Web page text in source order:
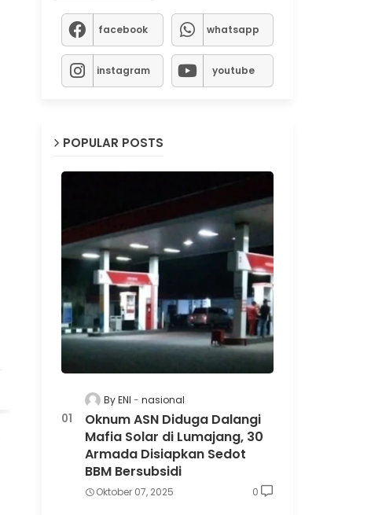
facebook whatsapp
instagram youtube
POPULAR POSTS
By ENI nasional
Oknum ASN Diduga Dalangi
Mafia Solar di Lumajang, 30
Armada Disiapkan Sedot
BBM Bersubsidi
Oktober 07, 2025 0